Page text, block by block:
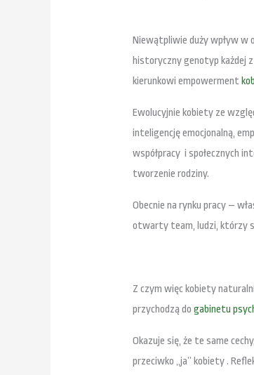
Niewątpliwie duży wpływ w
historyczny genotyp każdej
kierunkowi empowerment
Ewolucyjnie kobiety ze
inteligencję emocjonalną,
współpracy i społecznych
tworzenie rodziny.
Obecnie na rynku pracy –
otwarty team, ludzi, którzy
Z czym więc kobiety
przychodzą do gabinetu
Okazuje się, że te same
przeciwko „ja” kobiety .